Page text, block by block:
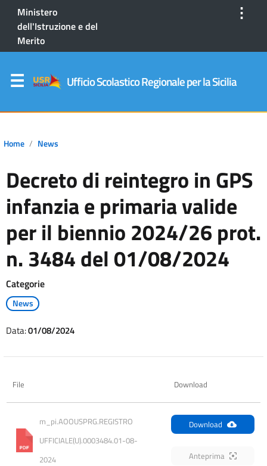
Ministero
dell'Istruzione e del
Merito
⋮
Ufficio Scolastico Regionale per la Sicilia
Home News
Decreto di reintegro in GPS
infanzia e primaria valide
per il biennio 2024/26 prot.
n. 3484 del 01/08/2024
Categorie
News
Data:01/08/2024
File Download
m_pi.AOOUSPRG.REGISTRO
UFFICIALE(U).0003484.01-08-
2024
Download
Anteprima